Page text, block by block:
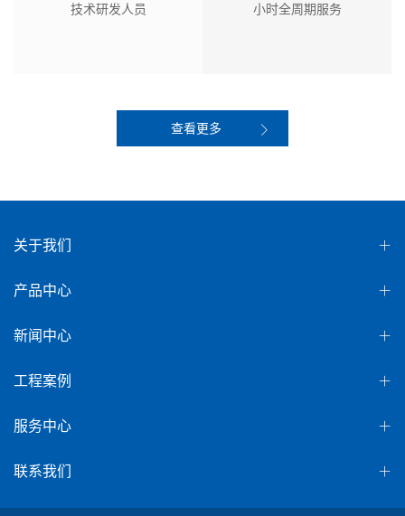
技术研发人员 小时全周期服务
查看更多
关于我们
产品中心
新闻中心
工程案例
服务中心
联系我们